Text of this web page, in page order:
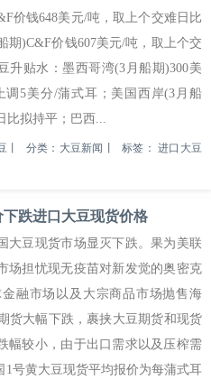
价钱648美元/吨，取上个交难日比
期)C&F价钱607美元/吨，取上个交
升贴水：墨西哥湾(3月船期)300美
5美分/蒲式耳；美国西岸(3月船
比拟持平；巴西...
分类：大豆新闻 标签：进口大豆
跌进口大豆现货价格
豆现货市场显灭下跌。果为美联
场担忧现无疫苗对新发觉的奥密克
融市场以及大宗商品市场抛售海
货大幅下跌，裹挟大豆期货和现货
幅较小，由于出口需求以及压榨需
黄大豆现货平均报价为每蒲式耳